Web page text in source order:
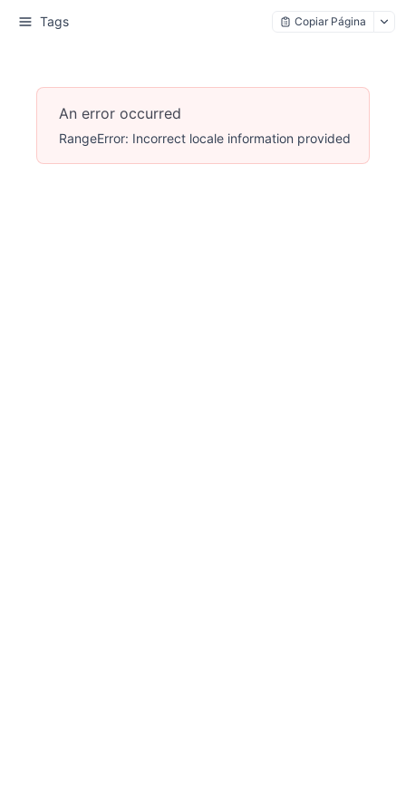
Tags Copiar Página
An error occurred
RangeError: Incorrect locale information provided